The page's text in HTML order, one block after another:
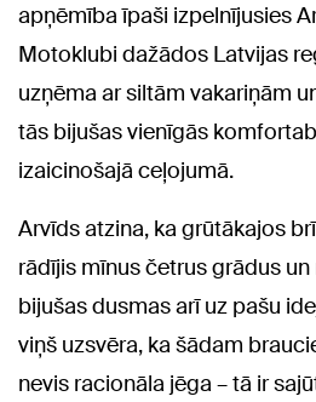
apņēmība īpaši izpelnījusies
Motoklubi dažādos Latvijas
uzņēma ar siltām vakariņām
tās bijušas vienīgās
izaicinošajā ceļojumā.
Arvīds atzina, ka grūtākajos
rādījis mīnus četrus grādus
bijušas dusmas arī uz pašu
viņš uzsvēra, ka šādam
nevis racionāla jēga – tā ir